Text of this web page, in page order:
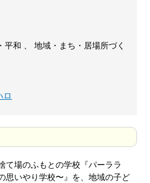
和 、 地域・まち・居場所づく
ロ
て場のふもとの学校『パーララ
思いやり学校〜』を、地域の子ど